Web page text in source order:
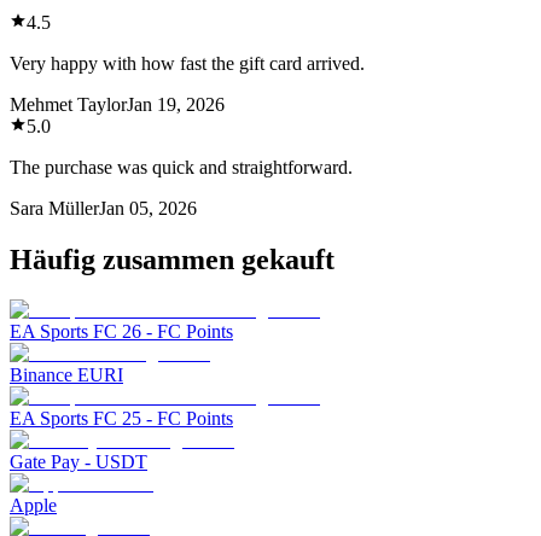
4.5
Very happy with how fast the gift card arrived.
Mehmet TaylorJan 19, 2026
5.0
The purchase was quick and straightforward.
Sara MüllerJan 05, 2026
Häufig zusammen gekauft
EA Sports FC 26 - FC Points
Binance EURI
EA Sports FC 25 - FC Points
Gate Pay - USDT
Apple